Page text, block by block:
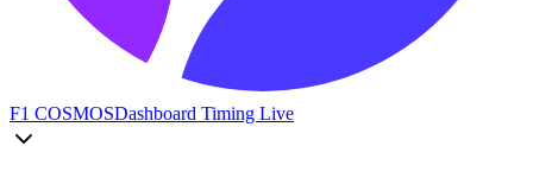
F1 COSMOSDashboard Timing Live